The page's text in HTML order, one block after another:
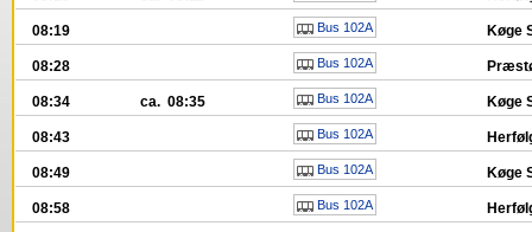
08:19 Bus 102A Køge
08:28 Bus 102A
08:34 ca. 08:35 Bus 102A Køge
08:43 Bus 102A
08:49 Bus 102A Køge
08:58 Bus 102A